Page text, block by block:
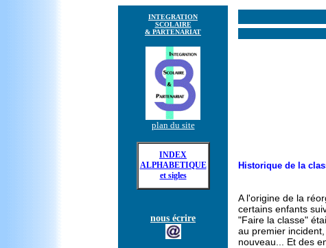
INTEGRATION
SCOLAIRE
& PARTENARIAT
plan du site
INDEX
ALPHABETIQUE
et sigles
nous écrire
Historique de la
A l'origine de la
certains enfants
"Faire la classe"
au premier
nouveau... Et des